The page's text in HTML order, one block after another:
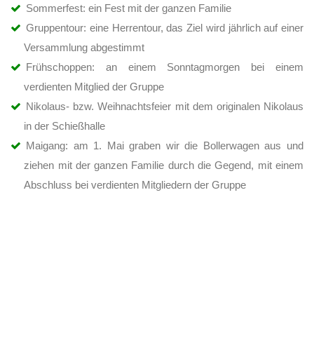
Sommerfest: ein Fest mit der ganzen Familie
Gruppentour: eine Herrentour, das Ziel wird jährlich auf einer
Versammlung abgestimmt
Frühschoppen: an einem Sonntagmorgen bei einem
verdienten Mitglied der Gruppe
Nikolaus- bzw. Weihnachtsfeier mit dem originalen Nikolaus
in der Schießhalle
Maigang: am 1. Mai graben wir die Bollerwagen aus und
ziehen mit der ganzen Familie durch die Gegend, mit einem
Abschluss bei verdienten Mitgliedern der Gruppe